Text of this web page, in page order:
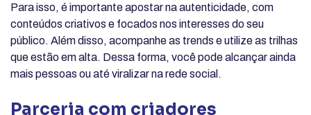
Para isso, é importante apostar na autenticidade, com
conteúdos criativos e focados nos interesses do seu
público. Além disso, acompanhe as trends e utilize as trilhas
que estão em alta. Dessa forma, você pode alcançar ainda
mais pessoas ou até viralizar na rede social.
Parceria com criadores